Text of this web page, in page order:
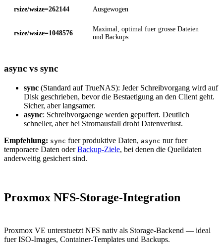
rsize/wsize=262144 Ausgewogen
rsize/wsize=1048576
Maximal, optimal fuer grosse Dateien
und Backups
async vs sync
sync (Standard auf TrueNAS): Jeder Schreibvorgang wird auf
Disk geschrieben, bevor die Bestaetigung an den Client geht.
Sicher, aber langsamer.
async: Schreibvorgaenge werden gepuffert. Deutlich
schneller, aber bei Stromausfall droht Datenverlust.
Empfehlung: sync fuer produktive Daten, async nur fuer
temporaere Daten oderBackup-Ziele, bei denen die Quelldaten
anderweitig gesichert sind.
Proxmox NFS-Storage-Integration
Proxmox VE unterstuetzt NFS nativ als Storage-Backend — ideal
fuer ISO-Images, Container-Templates und Backups.